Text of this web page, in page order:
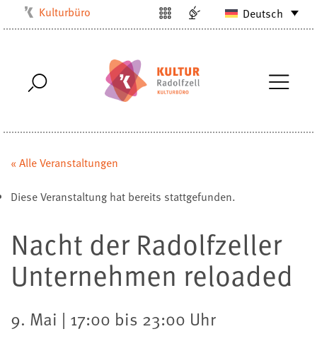
Kulturbüro
Stadtarchiv
Stadtbibliothek
Villa Bosch
Deutsch
« Alle Veranstaltungen
Diese Veranstaltung hat bereits stattgefunden.
Nacht der Radolfzeller
Unternehmen reloaded
9. Mai | 17:00 bis 23:00 Uhr